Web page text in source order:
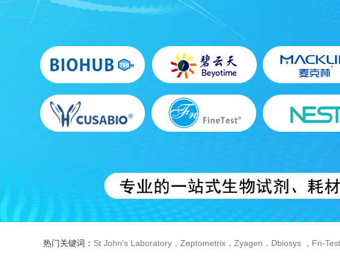
热门关键词： St John's Laboratory，Zeptometrix，Zyagen，Dbiosys ，Fn-Test武汉菲恩，Beyotime碧云天，Nest无